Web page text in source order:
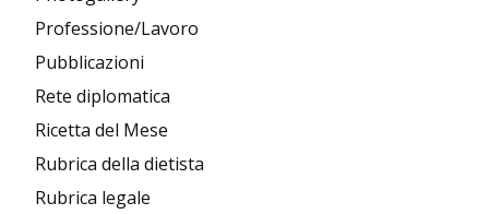
Professione/Lavoro
Pubblicazioni
Rete diplomatica
Ricetta del Mese
Rubrica della dietista
Rubrica legale